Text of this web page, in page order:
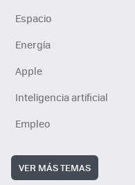
Espacio
Energía
Apple
Inteligencia artificial
Empleo
VER MÁS TEMAS